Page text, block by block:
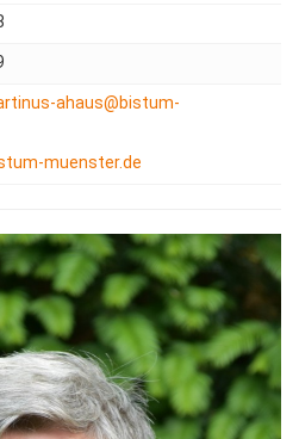
ahaus@bistum-
muenster.de